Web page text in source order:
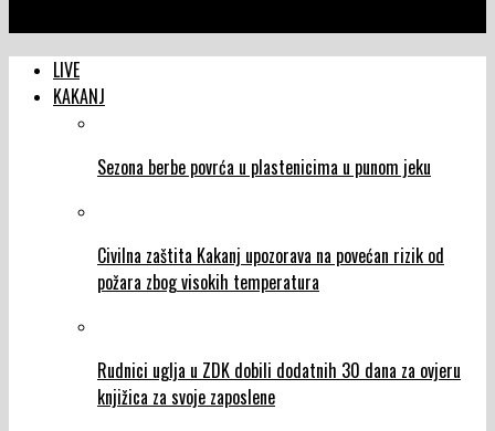
LIVE
KAKANJ
Sezona berbe povrća u plastenicima u punom jeku
Civilna zaštita Kakanj upozorava na povećan rizik od
požara zbog visokih temperatura
Rudnici uglja u ZDK dobili dodatnih 30 dana za ovjeru
knjižica za svoje zaposlene